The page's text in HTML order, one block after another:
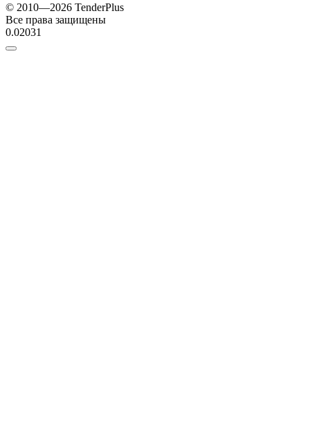
© 2010—2026 TenderPlus
Все права защищены
0.02031